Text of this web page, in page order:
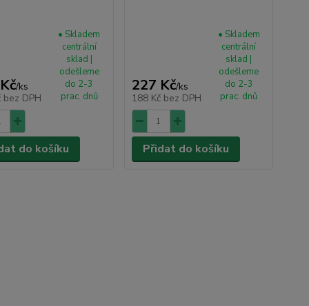
/ks
bez DPH
• Skladem
centrální
sklad |
odešleme
do 2-3
prac. dnů
do košíku
227 Kč/ks
188 Kč bez DPH
• Skladem
centrální
sklad |
odešleme
do 2-3
prac. dnů
Přidat do košíku